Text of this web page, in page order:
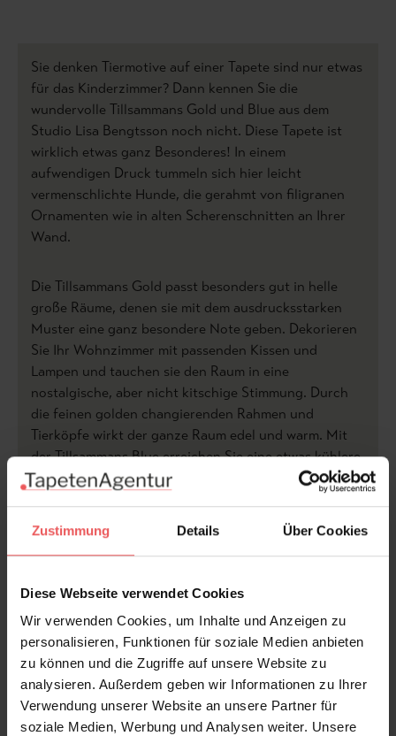
Zustimmung Details Über Cookies
Diese Webseite verwendet Cookies
Wir verwenden Cookies, um Inhalte und Anzeigen zu
personalisieren, Funktionen für soziale Medien anbieten
zu können und die Zugriffe auf unsere Website zu
analysieren. Außerdem geben wir Informationen zu Ihrer
Verwendung unserer Website an unsere Partner für
soziale Medien, Werbung und Analysen weiter. Unsere
Sie denken Tiermotive auf einer Tapete sind nur etwas
für das Kinderzimmer? Dann kennen Sie die
wundervolle Tillsammans Gold und Blue aus dem
Studio Lisa Bengtsson noch nicht. Diese Tapete ist
wirklich etwas ganz Besonderes! In einem
aufwendigen Druck tummeln sich hier leicht
vermenschlichte Hunde, die gerahmt von filigranen
Ornamenten wie in alten Scherenschnitten an Ihrer
Wand.
Die Tillsammans Gold passt besonders gut in helle
große Räume, denen sie mit dem ausdrucksstarken
Muster eine ganz besondere Note geben. Dekorieren
Sie Ihr Wohnzimmer mit passenden Kissen und
Lampen und tauchen sie den Raum in eine
nostalgische, aber nicht kitschige Stimmung. Durch
die feinen golden changierenden Rahmen und
Tierköpfe wirkt der ganze Raum edel und warm. Mit
der Tillsammans Blue erreichen Sie eine etwas kühlere
Optik, die an Eleganz aber der goldenen Tapete in
nichts nachsteht. Besonders im Schlafzimmer ist die
Produktdetails
Versand & Zahlung
Bewertungen